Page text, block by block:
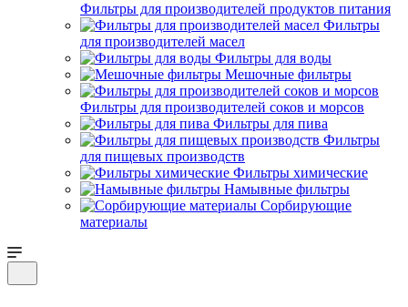
Фильтры для производителей продуктов питания
Фильтры
для производителей масел
Фильтры для воды
Мешочные фильтры
Фильтры для производителей соков и морсов
Фильтры для пива
Фильтры
для пищевых производств
Фильтры химические
Намывные фильтры
Сорбирующие
материалы